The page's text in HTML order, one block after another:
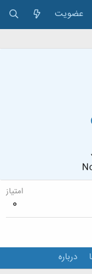
عضویت
امتیاز
0
درباره